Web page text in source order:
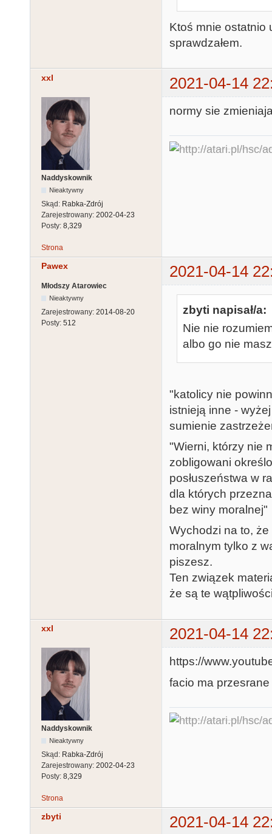
Ktoś mnie ostatnio
sprawdzałem.
xxl 2021-04-14
Naddyskownik
Nieaktywny
Skąd: Rabka-Zdrój
Zarejestrowany: 2002-04-23
Posty: 8,329
normy sie
Strona
Pawex 2021-04-14
Młodszy Atarowiec
Nieaktywny
Zarejestrowany: 2014-08-20
Posty: 512
zbyti napisał/a:
Nie nie
albo go nie
"katolicy nie
istnieją inne -
sumienie
"Wierni, którzy nie
zobligowani
posłuszeństwa w
dla których
bez winy moralnej"
Wychodzi na to,
moralnym tylko z
piszesz.
Ten związek
że są te
xxl 2021-04-14
Naddyskownik
Nieaktywny
Skąd: Rabka-Zdrój
Zarejestrowany: 2002-04-23
Posty: 8,329
https://
facio ma przesrane
Strona
zbyti
2021-04-14